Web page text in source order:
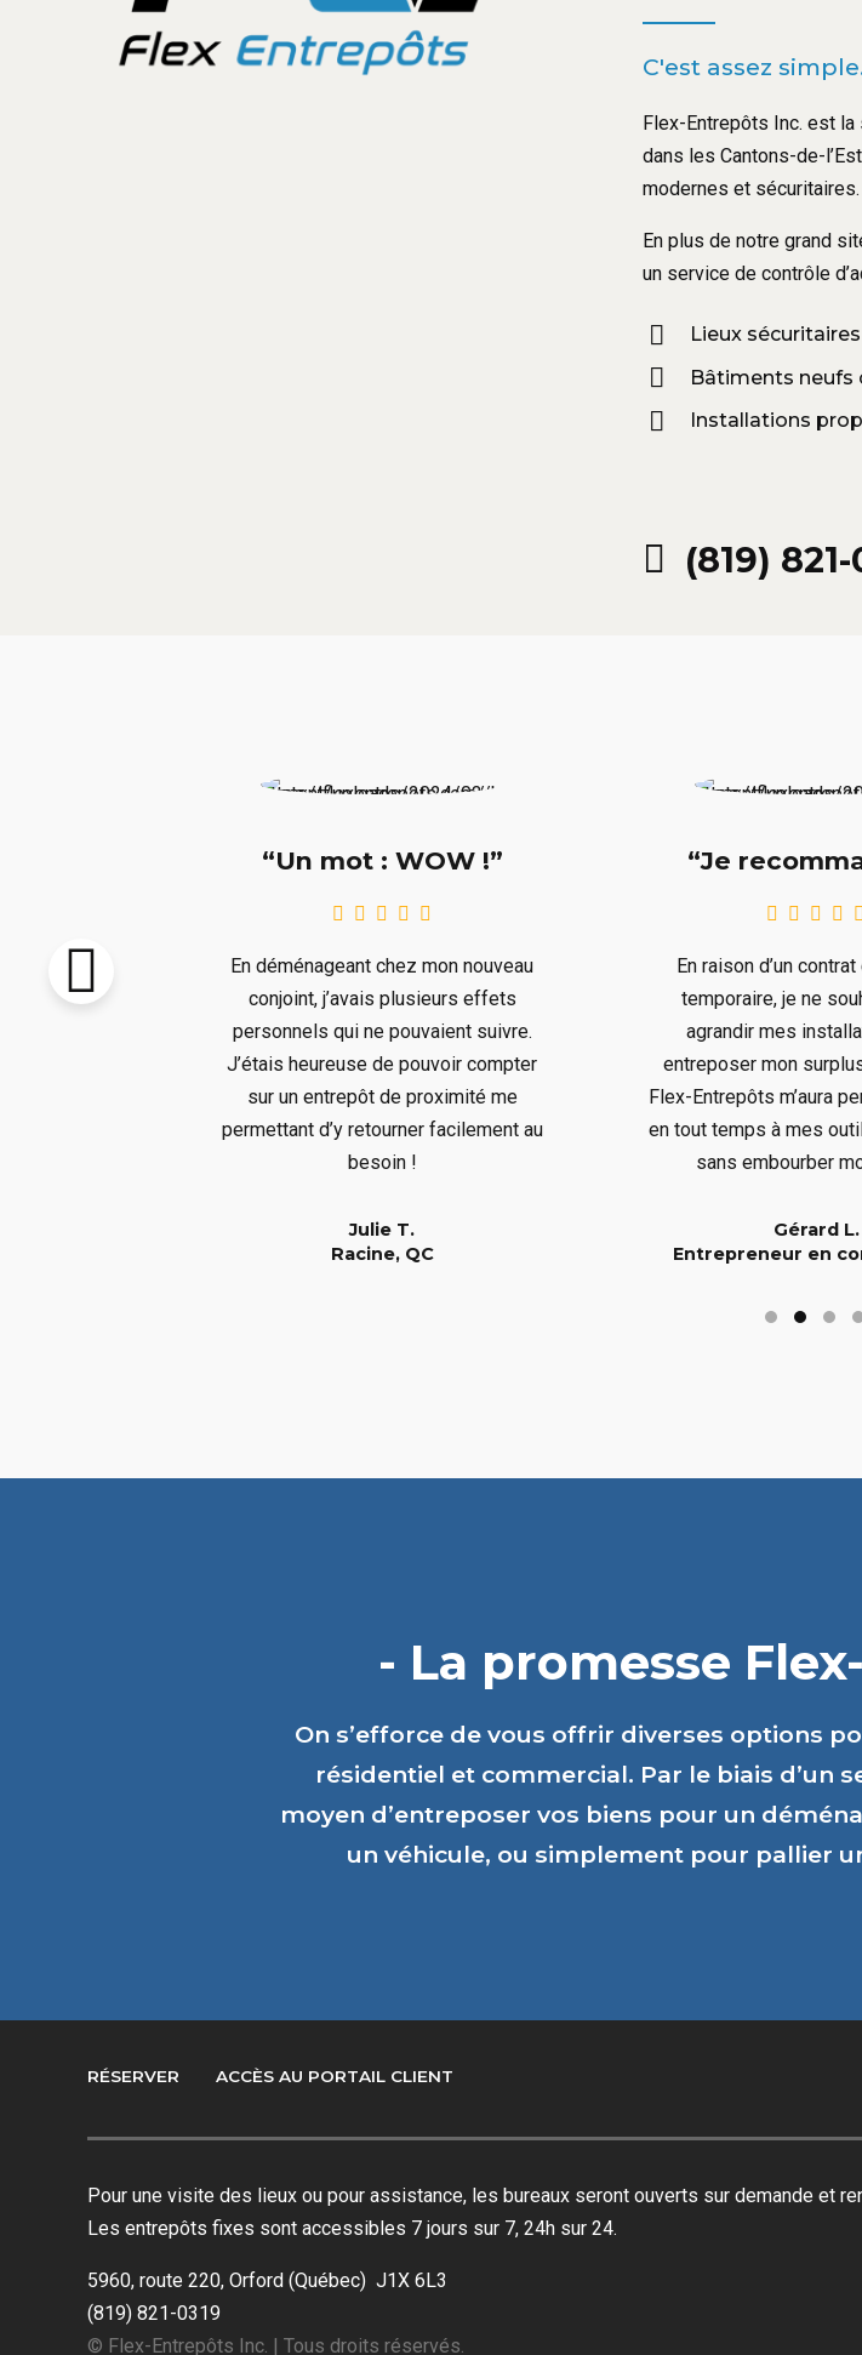
C'est assez
Flex-Entrepôts Inc. est
dans les Cantons-de-
modernes et sécuritaires.
En plus de notre grand
un service de contrôle
Lieux sécuritaires
Bâtiments neufs
Installations
(819) 821-
livré avant
“Un mot : WOW !”
En déménageant chez mon nouveau
conjoint, j’avais plusieurs effets
personnels qui ne pouvaient suivre.
J’étais heureuse de pouvoir compter
sur un entrepôt de proximité me
permettant d’y retourner facilement au
besoin !
Julie T.
Racine, QC
“Je
En raison d’un
temporaire, je ne
agrandir mes
entreposer mon
Flex-Entrepôts m’aura
en tout temps à mes
sans embourber
Gérard L.
Entrepreneur en
- La promesse
On s’efforce de vous offrir diverses options
résidentiel et commercial. Par le biais d’un
moyen d’entreposer vos biens pour un
un véhicule, ou simplement pour pallier
RÉSERVER ACCÈS AU PORTAIL CLIENT
Pour une visite des lieux ou pour assistance, les bureaux seront ouverts sur demande et
Les entrepôts fixes sont accessibles 7 jours sur 7, 24h sur 24.
5960, route 220, Orford (Québec) J1X 6L3
(819) 821-0319
© Flex-Entrepôts Inc. | Tous droits réservés.